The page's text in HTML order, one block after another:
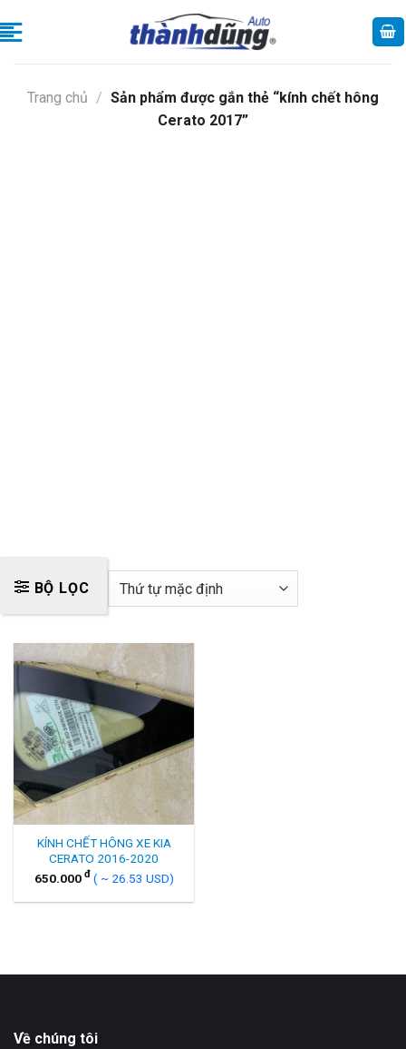
to
Trang chủ / Sản phẩm được gắn thẻ “kính chết hông
Cerato 2017”
BỘ LỌC
KÍNH CHẾT HÔNG XE KIA
CERATO 2016-2020
650.000 đ ( ~ 26.53 USD)
Về chúng tôi